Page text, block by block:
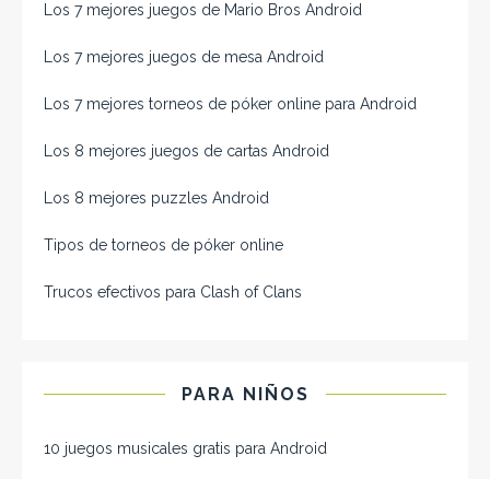
Los 7 mejores juegos de Mario Bros Android
Los 7 mejores juegos de mesa Android
Los 7 mejores torneos de póker online para Android
Los 8 mejores juegos de cartas Android
Los 8 mejores puzzles Android
Tipos de torneos de póker online
Trucos efectivos para Clash of Clans
PARA NIÑOS
10 juegos musicales gratis para Android